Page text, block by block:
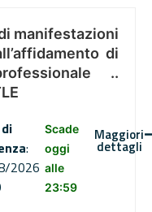
manifestazioni
di
..
:
2026
Scade
oggi
alle
23:59
Maggiori
dettagli